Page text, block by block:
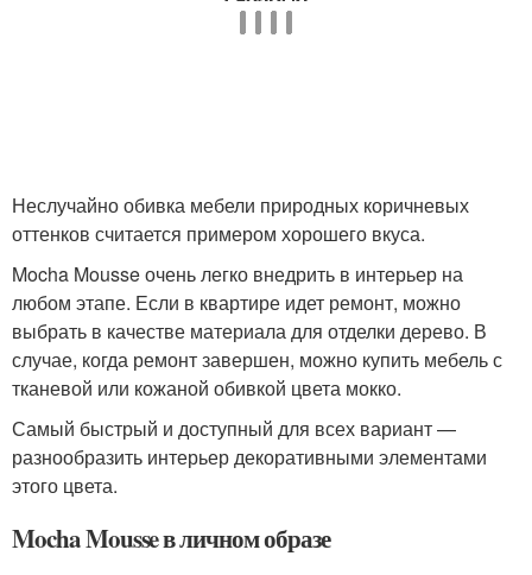
Неслучайно обивка мебели природных коричневых
оттенков считается примером хорошего вкуса.
Mocha Mousse очень легко внедрить в интерьер на
любом этапе. Если в квартире идет ремонт, можно
выбрать в качестве материала для отделки дерево. В
случае, когда ремонт завершен, можно купить мебель с
тканевой или кожаной обивкой цвета мокко.
Самый быстрый и доступный для всех вариант —
разнообразить интерьер декоративными элементами
этого цвета.
Mocha Mousse в личном образе